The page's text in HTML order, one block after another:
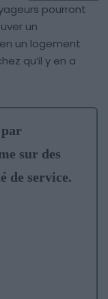
pourront
un
un logement
qu’il y en a
par
sur des
de service.